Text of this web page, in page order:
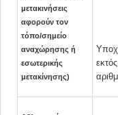
μετακινήσεις
αφορούν τον
τόπο/σημείο
αναχώρησης ή
εσωτερικής
μετακίνησης)